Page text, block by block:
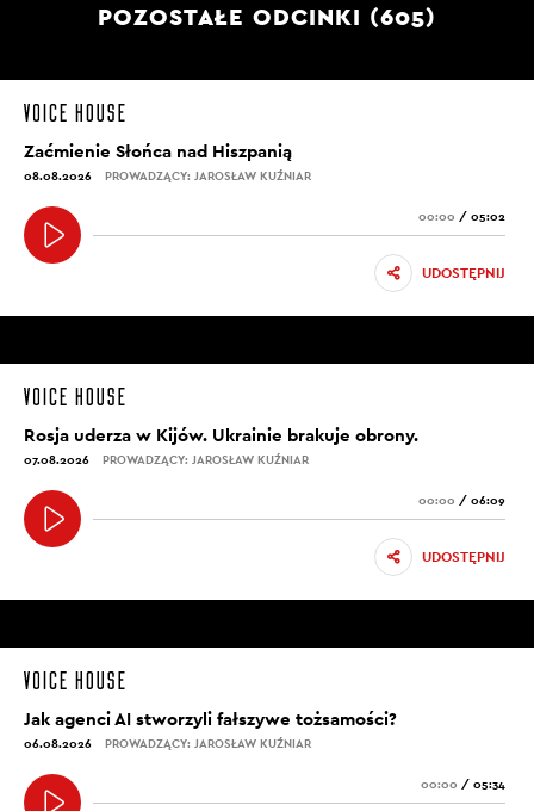
POZOSTAŁE ODCINKI (605)
Zaćmienie Słońca nad Hiszpanią
08.08.2026 PROWADZĄCY: JAROSŁAW KUŹNIAR
00:00 / 05:02
UDOSTĘPNIJ
Rosja uderza w Kijów. Ukrainie brakuje obrony.
07.08.2026 PROWADZĄCY: JAROSŁAW KUŹNIAR
00:00 / 06:09
UDOSTĘPNIJ
Jak agenci AI stworzyli fałszywe tożsamości?
06.08.2026 PROWADZĄCY: JAROSŁAW KUŹNIAR
00:00 / 05:34